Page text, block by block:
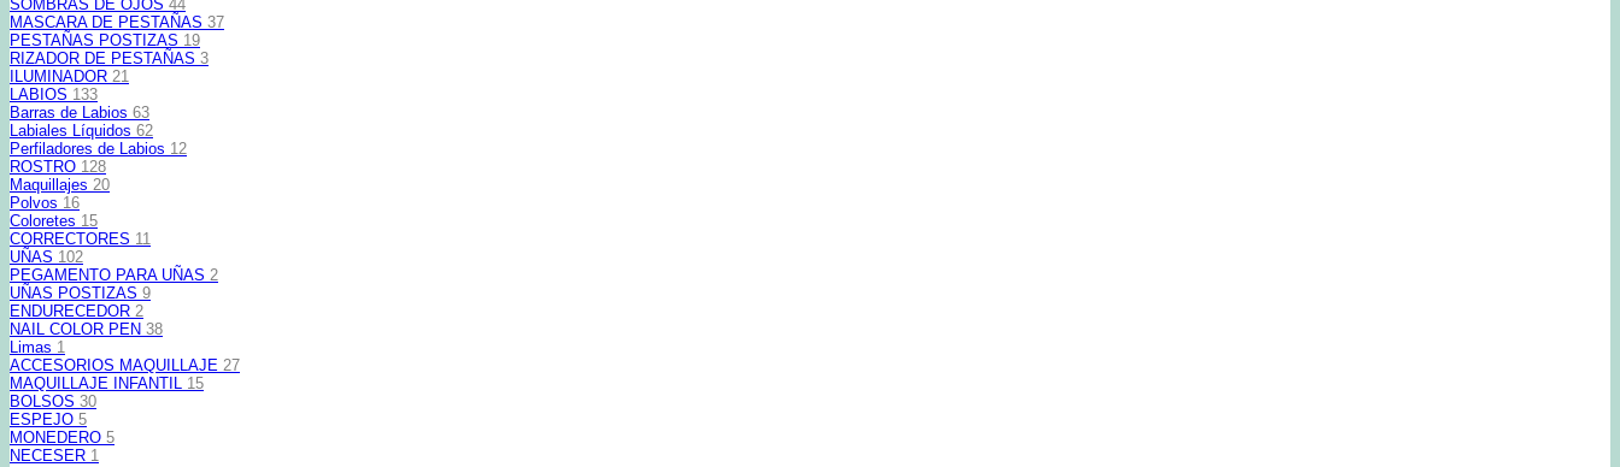
SOMBRAS DE OJOS 44
MASCARA DE PESTAÑAS 37
PESTAÑAS POSTIZAS 19
RIZADOR DE PESTAÑAS 3
ILUMINADOR 21
LABIOS 133
Barras de Labios 63
Labiales Líquidos 62
Perfiladores de Labios 12
ROSTRO 128
Maquillajes 20
Polvos 16
Coloretes 15
CORRECTORES 11
UÑAS 102
PEGAMENTO PARA UÑAS 2
UÑAS POSTIZAS 9
ENDURECEDOR 2
NAIL COLOR PEN 38
Limas 1
ACCESORIOS MAQUILLAJE 27
MAQUILLAJE INFANTIL 15
BOLSOS 30
ESPEJO 5
MONEDERO 5
NECESER 1